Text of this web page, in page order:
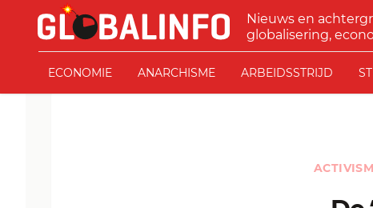
Ga naar de inhoud
GLOBALINFO
Nieuws en
globalisering,
ECONOMIE ANARCHISME ARBEIDSSTRIJD